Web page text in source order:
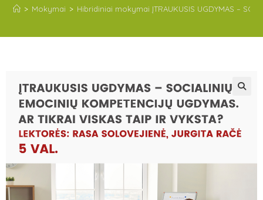
> Mokymai > Hibridiniai mokymai ĮTRAUKUSIS UGDYMAS –